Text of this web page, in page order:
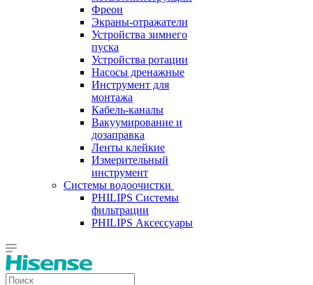
Фреон
Экраны-отражатели
Устройства зимнего
пуска
Устройства ротации
Насосы дренажные
Инструмент для
монтажа
Кабель-каналы
Вакуумирование и
дозаправка
Ленты клейкие
Измерительный
инструмент
Системы водоочистки
PHILIPS Системы
фильтрации
PHILIPS Аксессуары